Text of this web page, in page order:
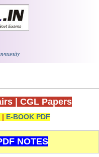
CGL Papers
| E-BOOK PDF
NOTES